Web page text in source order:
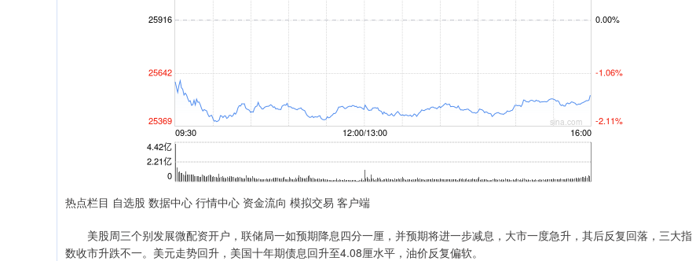
热点栏目 自选股 数据中心 行情中心 资金流向 模拟交易 客户端
美股周三个别发展微配资开户，联储局一如预期降息四分一厘，并预期将进一步减息，大市一度急升，其后反复回落，三大指
数收市升跌不一。美元走势回升，美国十年期债息回升至4.08厘水平，油价反复偏软。